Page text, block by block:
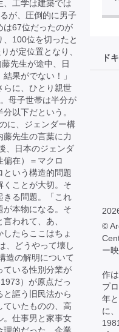
、工学は建築では
が、圧倒的に男子
は67位だったのが
、100位を切ったと
が定位置となり、
先生が途中、日
果がでない！」
らに、ひとり親世
母子世帯は半分が
以下だという。
に、ジェンダー構
先生の言葉に力
、日本のジェンダ
偏在）＝マクロ
という構造的問題
くことが大切。そ
きる問題。「これ
が本物になる。そ
われて、あ、
たらここはちょ
、どうやって壊し
の解明について
ている性別分業が
）が原点だっ
謳う旧民法から
ていたものの、高
。仕事男と家事女
ド
©
ー
作
プ
年
に